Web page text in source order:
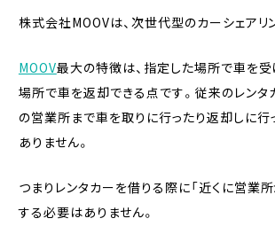
株式会社MOOVは、次世代型のカーシェアリ
MOOV最大の特徴は、指定した場所で車を受
場所で車を返却できる点です。従来のレンタ
の営業所まで車を取りに行ったり返却しに行
ありません。
つまりレンタカーを借りる際に「近くに営業
する必要はありません。